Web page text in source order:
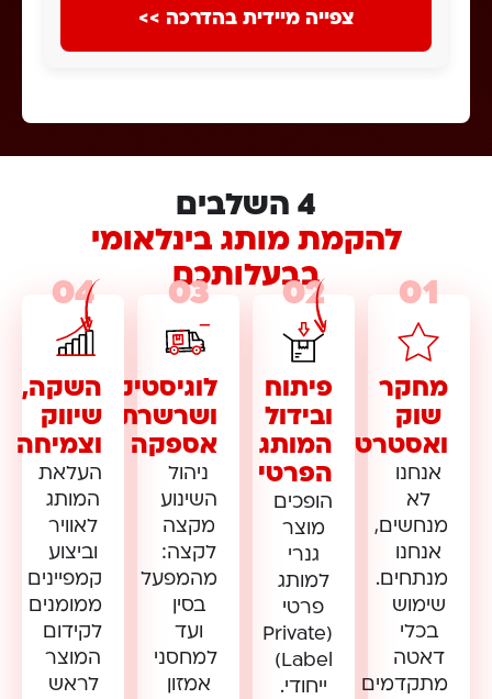
צפייה מיידית בהדרכה >>
4 השלבים
להקמת מותג בינלאומי
בבעלותכם
01
מחקר
שוק
ואסטרטגיה
אנחנו
לא
מנחשים,
אנחנו
מנתחים.
שימוש
בכלי
דאטה
מתקדמים
02
פיתוח
ובידול
המותג
הפרטי
הופכים
מוצר
גנרי
למותג
פרטי
(Private
Label)
ייחודי.
03
לוגיסטיקה
ושרשרת
אספקה
ניהול
השינוע
מקצה
לקצה:
מהמפעל
בסין
ועד
למחסני
אמזון
04
השקה,
שיווק
וצמיחה
העלאת
המותג
לאוויר
וביצוע
קמפיינים
ממומנים
לקידום
המוצר
לראש